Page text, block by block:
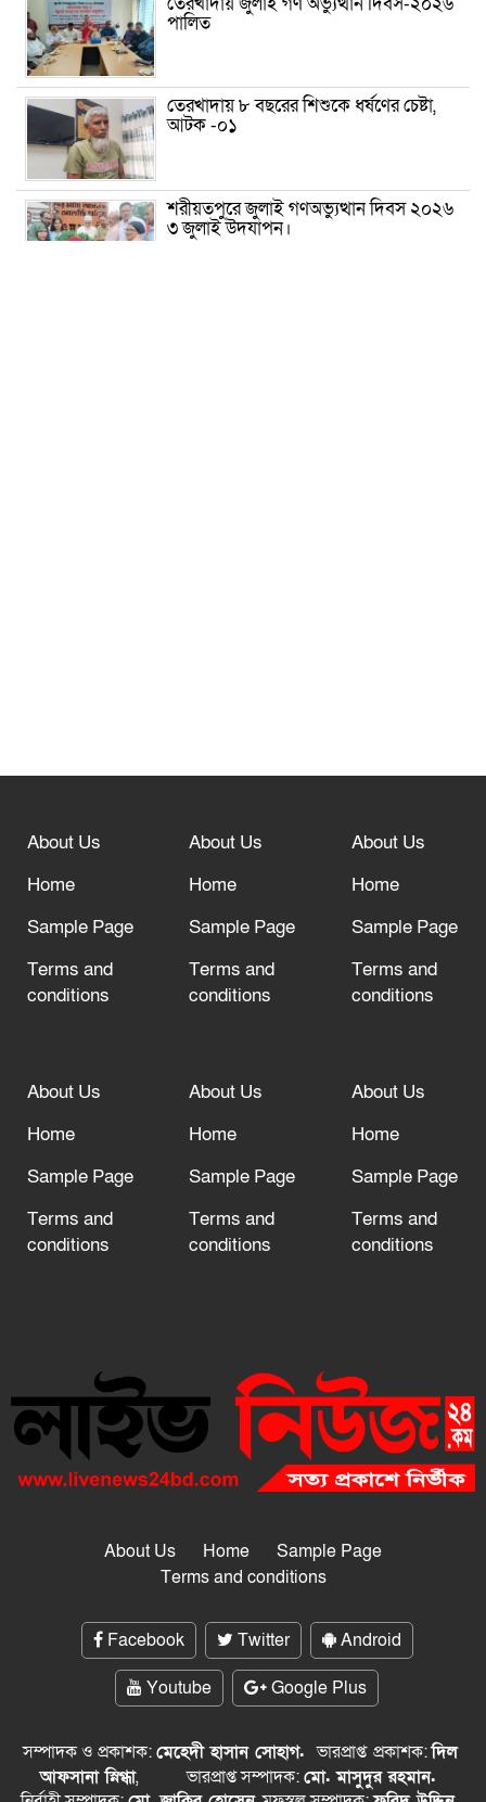
পালিত
তেরখাদায় ৮ বছরের শিশুকে ধর্ষণের চেষ্টা,
আটক -০১
শরীয়তপুরে জুলাই গণঅভ্যুত্থান দিবস ২০২৬
৩ জুলাই উদযাপন।
“অসহযোগ” আন্দোলনের হুমকি
দরজা খোলা রেখেছেন
About Us
Home
Sample Page
Terms and
conditions
About Us
Home
Sample Page
Terms and
conditions
About Us
Home
Sample Page
Terms and
conditions
About Us
Home
Sample Page
Terms and
conditions
About Us
Home
Sample Page
Terms and
conditions
About Us
Home
Sample Page
Terms and
conditions
About Us Home
Sample Page
Terms and conditions
Facebook Twitter
Android
Youtube
Google Plus
সম্পাদক ও প্রকাশক:মেহেদী হাসান সোহাগ.ভারপ্রাপ্ত প্রকাশক:দিল
আফসানা স্নিগ্ধা, ভারপ্রাপ্ত সম্পাদক:মো. মাসুদুর রহমান.